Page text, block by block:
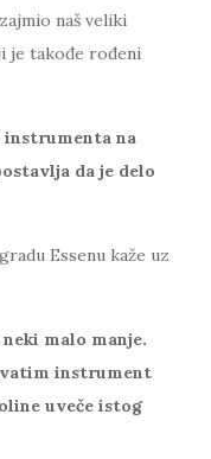
naš veliki
je takođe rođeni
instrumenta na
da je delo
Essenu kaže uz
malo manje.
instrument
uveče istog